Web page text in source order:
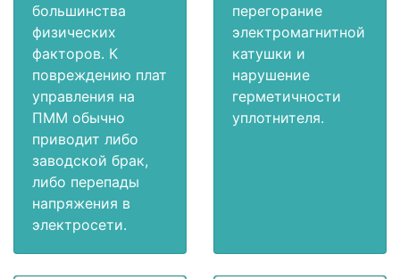
большинства
физических
факторов. К
повреждению плат
управления на
ПММ обычно
приводит либо
заводской брак,
либо перепады
напряжения в
электросети.
перегорание
электромагнитной
катушки и
нарушение
герметичности
уплотнителя.